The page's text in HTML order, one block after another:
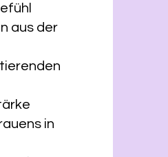
aus der
in